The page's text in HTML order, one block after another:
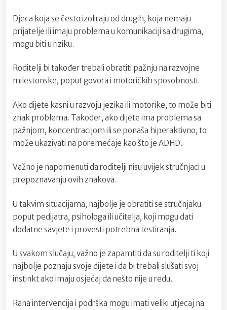
Djeca koja se često izoliraju od drugih, koja nemaju
prijatelje ili imaju problema u komunikaciji sa drugima,
mogu biti u riziku.
Roditelji bi također trebali obratiti pažnju na razvojne
milestonske, poput govora i motoričkih sposobnosti.
Ako dijete kasni u razvoju jezika ili motorike, to može biti
znak problema. Također, ako dijete ima problema sa
pažnjom, koncentracijom ili se ponaša hiperaktivno, to
može ukazivati na poremećaje kao što je ADHD.
Važno je napomenuti da roditelji nisu uvijek stručnjaci u
prepoznavanju ovih znakova.
U takvim situacijama, najbolje je obratiti se stručnjaku
poput pedijatra, psihologa ili učitelja, koji mogu dati
dodatne savjete i provesti potrebna testiranja.
U svakom slučaju, važno je zapamtiti da su roditelji ti koji
najbolje poznaju svoje dijete i da bi trebali slušati svoj
instinkt ako imaju osjećaj da nešto nije u redu.
Rana intervencija i podrška mogu imati veliki utjecaj na